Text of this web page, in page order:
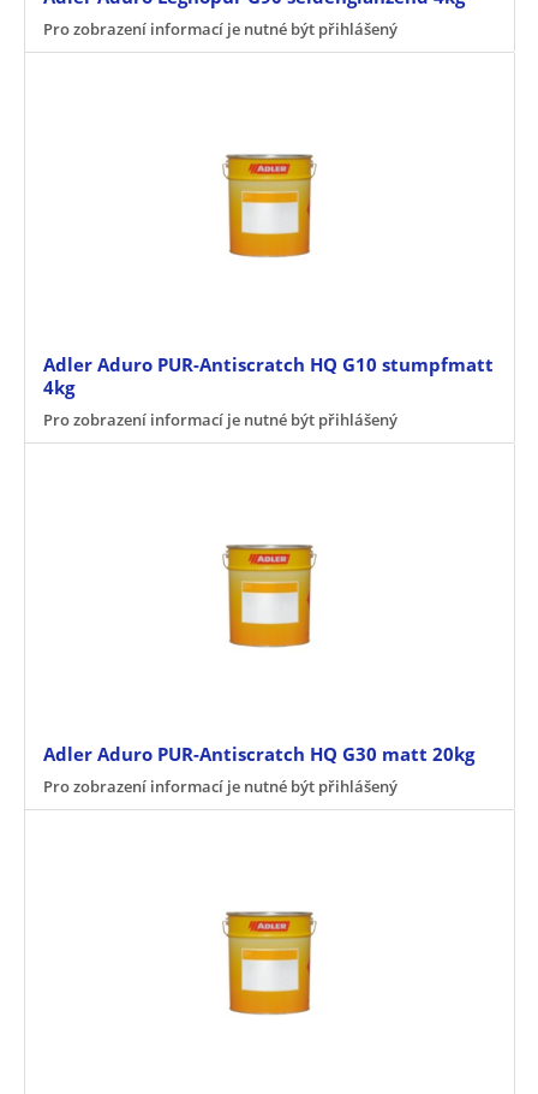
Pro zobrazení informací je nutné být přihlášený
Adler Aduro PUR-Antiscratch HQ G10 stumpfmatt
4kg
Pro zobrazení informací je nutné být přihlášený
Adler Aduro PUR-Antiscratch HQ G30 matt 20kg
Pro zobrazení informací je nutné být přihlášený